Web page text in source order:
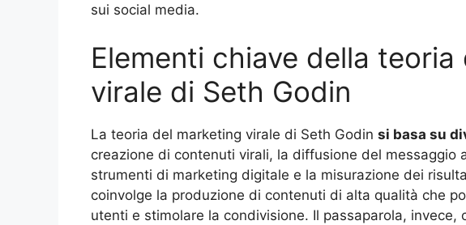
sui social media.
Elementi chiave della
virale di Seth Godin
La teoria del marketing virale di Seth Godin si basa su
creazione di contenuti virali, la diffusione del messaggio
strumenti di marketing digitale e la misurazione dei
coinvolge la produzione di contenuti di alta qualità che
utenti e stimolare la condivisione. Il passaparola, invece,